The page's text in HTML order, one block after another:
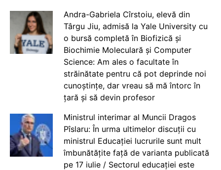
Andra-Gabriela Cîrstoiu, elevă din
Târgu Jiu, admisă la Yale University cu
o bursă completă în Biofizică și
Biochimie Moleculară și Computer
Science: Am ales o facultate în
străinătate pentru că pot deprinde noi
cunoștințe, dar vreau să mă întorc în
țară și să devin profesor
Ministrul interimar al Muncii Dragos
Pîslaru: În urma ultimelor discuții cu
ministrul Educației lucrurile sunt mult
îmbunătățite față de varianta publicată
pe 17 iulie / Sectorul educației este